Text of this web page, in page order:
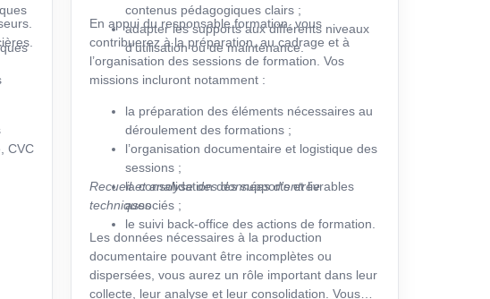
CVC
contenus pédagogiques clairs ;
adapter les supports aux différents niveaux
d’utilisation ou de maintenance.
En appui du responsable formation, vous
contribuerez à la préparation, au cadrage et à
l’organisation des sessions de formation. Vos
missions incluront notamment :
la préparation des éléments nécessaires au
déroulement des formations ;
l’organisation documentaire et logistique des
sessions ;
la consolidation des supports et livrables
associés ;
le suivi back-office des actions de formation.
Recueil et analyse des données d’entrée
techniques
Les données nécessaires à la production
documentaire pouvant être incomplètes ou
dispersées, vous aurez un rôle important dans leur
collecte, leur analyse et leur consolidation. Vous